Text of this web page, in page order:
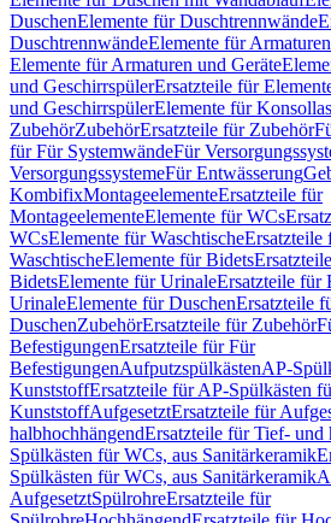
DuschenElemente für Duschtrennwände
DuschtrennwändeElemente für
Elemente für Armaturen und Geräte
und GeschirrspülerErsatzteile für
und GeschirrspülerElemente für
ZubehörZubehörErsatzteile für Zubehör
für Für SystemwändeFür
VersorgungssystemeFür Entwässerung
KombifixMontageelementeErsatzteile für
MontageelementeElemente für WCs
WCsElemente für WaschtischeErsatzteile
WaschtischeElemente für Bidets
BidetsElemente für UrinaleErsatzteile für
UrinaleElemente für DuschenErsatzteile
DuschenZubehörErsatzteile für Zubehör
BefestigungenErsatzteile für Für
BefestigungenAufputzspülkästenAP-
KunststoffErsatzteile für AP-Spülkästen
KunststoffAufgesetztErsatzteile für
halbhochhängendErsatzteile für Tief- und
Spülkästen für WCs, aus Sanitärkeramik
Spülkästen für WCs, aus Sanitärkeramik
AufgesetztSpülrohreErsatzteile für